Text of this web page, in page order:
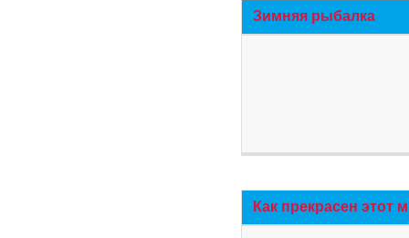
Зимняя рыбалка
Как прекрасен этот